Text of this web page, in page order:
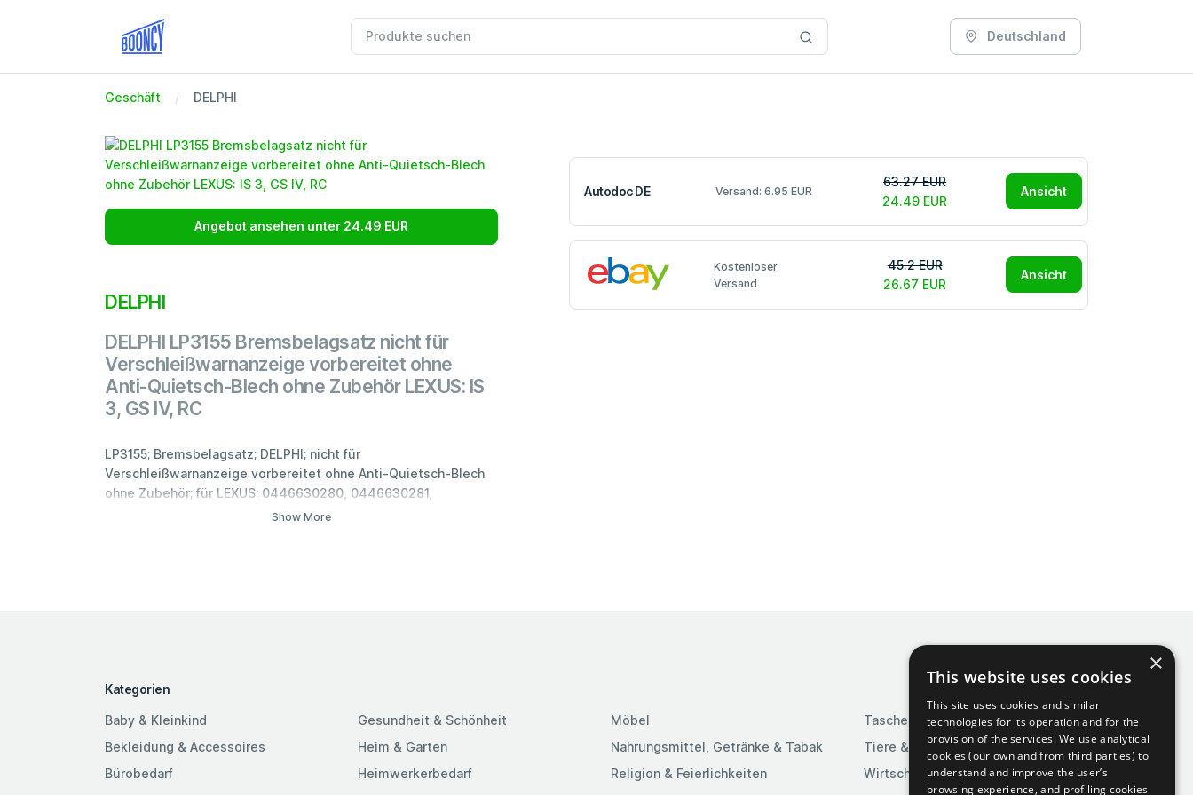
Deutschland
Geschäft DELPHI
Angebot ansehen unter 24.49 EUR
DELPHI
DELPHI LP3155 Bremsbelagsatz nicht für
Verschleißwarnanzeige vorbereitet ohne
Anti-Quietsch-Blech ohne Zubehör LEXUS: IS
3, GS IV, RC
LP3155; Bremsbelagsatz; DELPHI; nicht für
Verschleißwarnanzeige vorbereitet ohne Anti-Quietsch-Blech
ohne Zubehör; für LEXUS; 0446630280, 0446630281,
0446630282, 0446630310, 0446630311
Show More
Autodoc DE Versand: 6.95 EUR
63.27 EUR
24.49 EUR
Ansicht
Kostenloser
Versand
45.2 EUR
26.67 EUR
Ansicht
Kategorien
Baby & Kleinkind
Bekleidung & Accessoires
Bürobedarf
Gesundheit & Schönheit
Heim & Garten
Heimwerkerbedarf
Möbel
Nahrungsmittel, Getränke & Tabak
Religion & Feierlichkeiten
Taschen & Gepäck
Tiere & Tierbedarf
Wirtschaft & Industrie
×
This website uses cookies
This site uses cookies and similar
technologies for its operation and for the
provision of the services. We use analytical
cookies (our own and from third parties) to
understand and improve the user’s
browsing experience, and profiling cookies